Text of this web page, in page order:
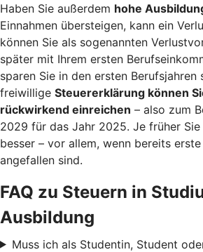
Haben Sie außerdem hohe
Einnahmen übersteigen, kann ein
können Sie als sogenannten
später mit Ihrem ersten
sparen Sie in den ersten Berufsjahren
freiwillige Steuererklärung können
rückwirkend einreichen – also zum
2029 für das Jahr 2025. Je früher
besser – vor allem, wenn bereits
angefallen sind.
FAQ zu Steuern in
Ausbildung
Muss ich als Studentin, Student